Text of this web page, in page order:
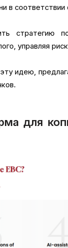
в
стратегию
управляя
идею,
для